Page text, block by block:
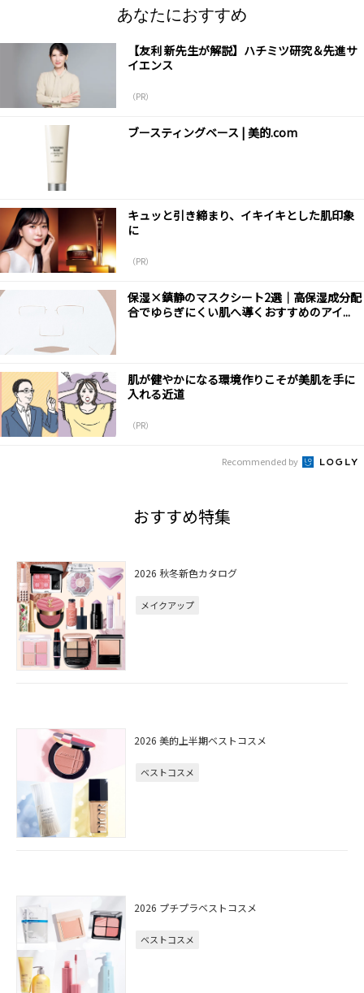
あなたにおすすめ
【友利 新先生が解説】ハチミツ研究＆先進サ
イエンス
（PR）
ブースティングベース | 美的.com
キュッと引き締まり、イキイキとした肌印象
に
（PR）
保湿×鎮静のマスクシート2選｜高保湿成分配
合でゆらぎにくい肌へ導くおすすめのアイ...
肌が健やかになる環境作りこそが美肌を手に
入れる近道
（PR）
Recommended by
おすすめ特集
2026 秋冬新色カタログ
メイクアップ
2026 美的上半期ベストコスメ
ベストコスメ
2026 プチプラベストコスメ
ベストコスメ